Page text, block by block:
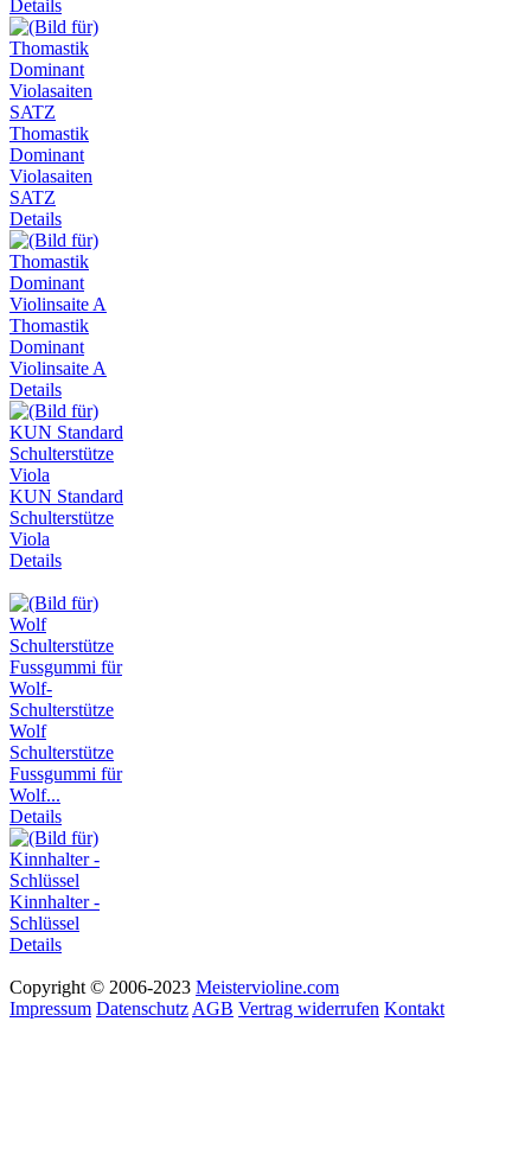
Details
Thomastik
Dominant
Violasaiten
SATZ
Details
Thomastik
Dominant
Violinsaite A
Details
KUN Standard
Schulterstütze
Viola
Details
Wolf
Schulterstütze
Fussgummi für
Wolf...
Details
Kinnhalter -
Schlüssel
Details
Copyright © 2006-2023 Meistervioline.com
Impressum Datenschutz AGB Vertrag widerrufen Kontakt